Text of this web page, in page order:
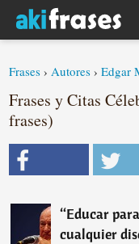
Frases ›Autores ›Edgar
Frases y Citas
frases)
“Educar
cualquier